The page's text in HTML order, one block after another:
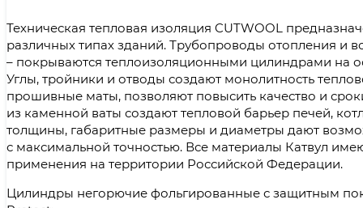
Техническая тепловая изоляция CUTWOOL
различных типах зданий. Трубопроводы отопления и
– покрываются теплоизоляционными цилиндрами на
Углы, тройники и отводы создают монолитность
прошивные маты, позволяют повысить качество и
из каменной ваты создают тепловой барьер печей,
толщины, габаритные размеры и диаметры дают
с максимальной точностью. Все материалы Катвул
применения на территории Российской Федерации.
Цилиндры негорючие фольгированные с защитным